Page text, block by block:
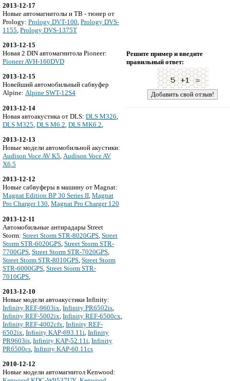
2013-12-17
Новые автомагнитолы и ТВ - тюнер от
Prology: Prology DVT-100 Prology DVS-
1155 Prology DVS-1375T
2013-12-15
Новая 2 DIN автомагнитола Pioneer:
Pioneer AVH-160DVD
2013-12-15
Новейший автомобильный сабвуфер
Alpine: Alpine SWT-12S4
2013-12-14
Новая автоакустика от DLS: DLS M326
DLS M325 DLS M6.2 DLS MK6.2
2013-12-13
Новые модели автомобильной акустики:
Audison Voce AV K5, Audison Voce AV
X6.5
2013-12-12
Новые сабвуферы в машину от Magnat:
Magnat Edition BP 30 Series II, Magnat
Pro Charger 130, Magnat Pro Charger 120
2013-12-11
Автомобильные антирадары Street
Storm: Street Storm STR-8020GPS Street
Storm STR-6020GPS Street Storm STR-
7700GPS Street Storm STR-7020GPS
Street Storm STR-8010GPS Street Storm
STR-6000GPS Street Storm STR-
7010GPS
2013-12-10
Новые модели автоакустики Infinity:
Infinity REF-9603ix, Infinity PR6502is,
Infinity REF-5002ix, Infinity REF-6500cx,
Infinity REF-4002cfx, Infinity REF-
6502ix, Infinity KAP-693.11i, Infinity
PR9603is, Infinity KAP-52.11i, Infinity
PR6500cs, Infinity KAP-60.11cs
2010-12-12
Новые модели автомагнитол Kenwood:
Решите пример и введите
правильный ответ: